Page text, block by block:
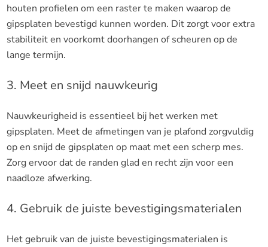
houten profielen om een raster te maken waarop de
gipsplaten bevestigd kunnen worden. Dit zorgt voor extra
stabiliteit en voorkomt doorhangen of scheuren op de
lange termijn.
3. Meet en snijd nauwkeurig
Nauwkeurigheid is essentieel bij het werken met
gipsplaten. Meet de afmetingen van je plafond zorgvuldig
op en snijd de gipsplaten op maat met een scherp mes.
Zorg ervoor dat de randen glad en recht zijn voor een
naadloze afwerking.
4. Gebruik de juiste bevestigingsmaterialen
Het gebruik van de juiste bevestigingsmaterialen is